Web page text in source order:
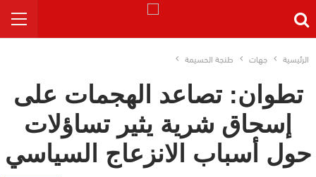
الرئيسية جهات طنجة الحسيمة
تطوان: تصاعد الهجمات على
إسحاق شرية يثير تساؤلات
حول أسباب الانزعاج السياسي